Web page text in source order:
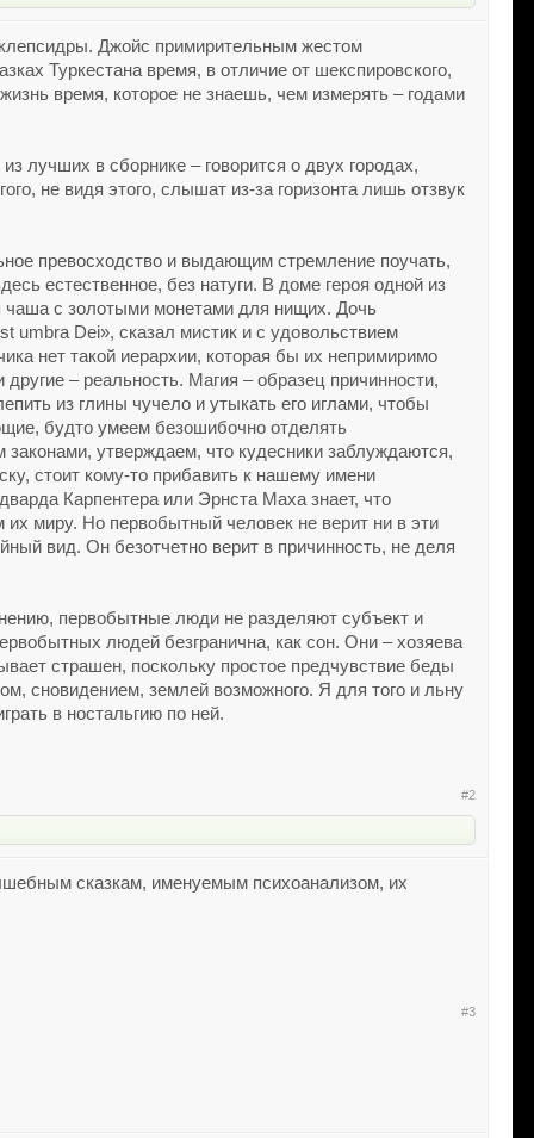
Джойс примирительным жестом
Туркестана время, в отличие от шекспировского,
время, которое не знаешь, чем измерять – годами
лучших в сборнике – говорится о двух городах,
не видя этого, слышат из-за горизонта лишь отзвук
превосходство и выдающим стремление поучать,
естественное, без натуги. В доме героя одной из
чаша с золотыми монетами для нищих. Дочь
umbra Dei», сказал мистик и с удовольствием
нет такой иерархии, которая бы их непримиримо
– реальность. Магия – образец причинности,
из глины чучело и утыкать его иглами, чтобы
будто умеем безошибочно отделять
утверждаем, что кудесники заблуждаются,
стоит кому-то прибавить к нашему имени
Карпентера или Эрнста Маха знает, что
миру. Но первобытный человек не верит ни в эти
вид. Он безотчетно верит в причинность, не деля
первобытные люди не разделяют субъект и
людей безгранична, как сон. Они – хозяева
страшен, поскольку простое предчувствие беды
сновидением, землей возможного. Я для того и льну
в ностальгию по ней.
#2
сказкам, именуемым психоанализом, их
#3